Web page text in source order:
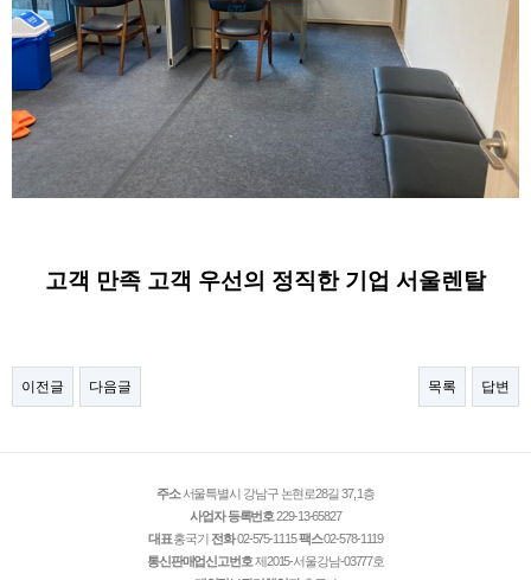
고객 만족 고객 우선의 정직한 기업 서울렌탈
이전글 다음글 목록 답변
주소서울특별시 강남구 논현로28길 37, 1층
사업자 등록번호229-13-65827
대표홍국기 전화02-575-1115팩스02-578-1119
통신판매업신고번호제2015-서울강남-03777호